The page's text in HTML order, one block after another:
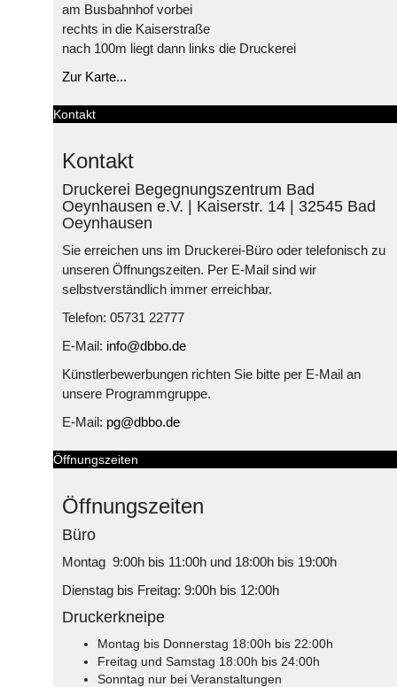
am Busbahnhof vorbei
rechts in die Kaiserstraße
nach 100m liegt dann links die Druckerei
Zur Karte...
Kontakt
Kontakt
Druckerei Begegnungszentrum Bad
Oeynhausen e.V. | Kaiserstr. 14 | 32545 Bad
Oeynhausen
Sie erreichen uns im Druckerei-Büro oder telefonisch zu
unseren Öffnungszeiten. Per E-Mail sind wir
selbstverständlich immer erreichbar.
Telefon: 05731 22777
E-Mail: info@dbbo.de
Künstlerbewerbungen richten Sie bitte per E-Mail an
unsere Programmgruppe.
E-Mail: pg@dbbo.de
Öffnungszeiten
Öffnungszeiten
Büro
Montag 9:00h bis 11:00h und 18:00h bis 19:00h
Dienstag bis Freitag: 9:00h bis 12:00h
Druckerkneipe
Montag bis Donnerstag 18:00h bis 22:00h
Freitag und Samstag 18:00h bis 24:00h
Sonntag nur bei Veranstaltungen